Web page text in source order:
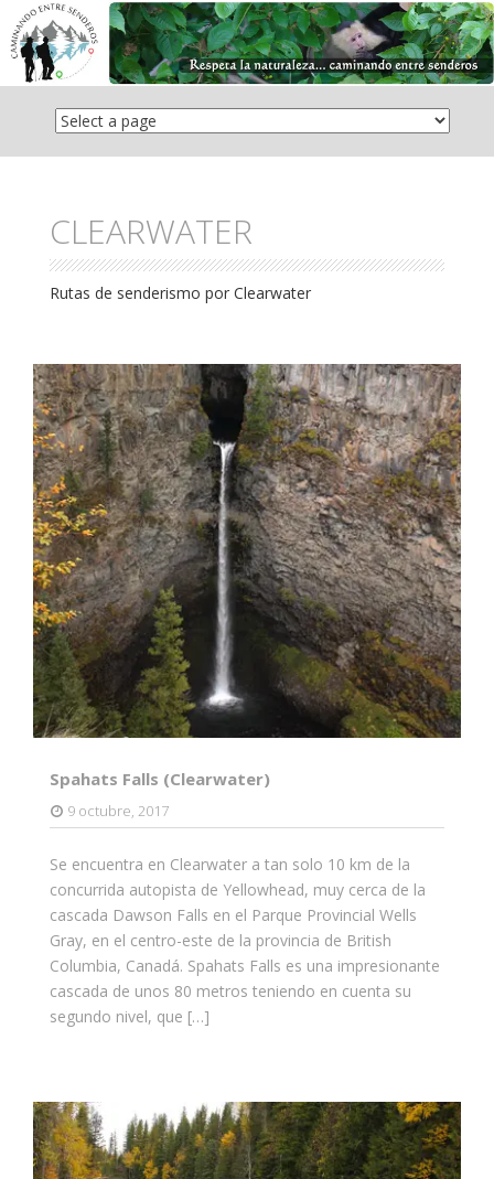
Saltar
contenido
CLEARWATER
Rutas de senderismo por Clearwater
Spahats Falls (Clearwater)
9 octubre, 2017
Se encuentra en Clearwater a tan solo 10 km de la
concurrida autopista de Yellowhead, muy cerca de la
cascada Dawson Falls en el Parque Provincial Wells
Gray, en el centro-este de la provincia de British
Columbia, Canadá. Spahats Falls es una impresionante
cascada de unos 80 metros teniendo en cuenta su
segundo nivel, que […]